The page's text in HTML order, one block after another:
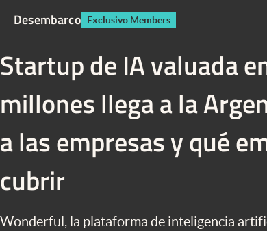
Clase
Mundial 2026
Eventos Corporativos
Mediakit
abre en nueva pestaña
Desembarco Exclusivo Members
Startup de IA valuada
millones llega a la
a las empresas y qué
cubrir
Wonderful, la plataforma de inteligencia